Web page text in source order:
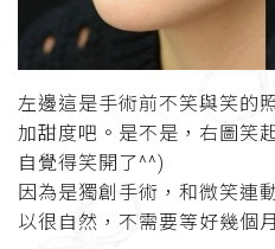
左邊這是手術前不笑與笑的
加甜度吧。是不是，右圖笑
自覺得笑開了^^)
因為是獨創手術，和微笑連
以很自然，不需要等好幾個